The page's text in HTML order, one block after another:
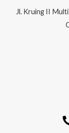
Jl. Kruing II